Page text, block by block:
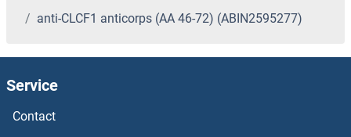
anti-CLCF1 anticorps (AA 46-72) (ABIN2595277)
Service
Contact